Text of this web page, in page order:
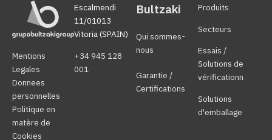
Mentions
Legales
Donnees
personnelles
Politique en
matère de
Cookies
Escalmendi
11/01013
Vitoria (SPAIN)
+34 945 128
001
Bultzaki
Qui sommes-
nous
Garantie /
Certifications
Produits
Secteurs
Essais /
Solutions de
vérificationn
Solutions
d'emballage